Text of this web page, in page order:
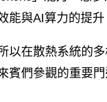
能與AI算力的提升
以在散熱系統的
賓們參觀的重要